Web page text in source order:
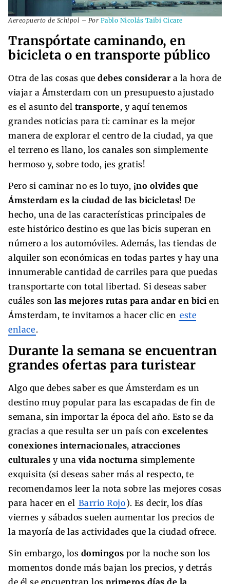
Aereopuerto de Schipol – Por Pablo Nicolás Taibi Cicare
Transpórtate caminando, en
bicicleta o en transporte público
Otra de las cosas que debes considerara la hora de
viajar a Ámsterdam con un presupuesto ajustado
es el asunto del transporte, y aquí tenemos
grandes noticias para ti: caminar es la mejor
manera de explorar el centro de la ciudad, ya que
el terreno es llano, los canales son simplemente
hermoso y, sobre todo, ¡es gratis!
Pero si caminar no es lo tuyo, ¡no olvides que
Ámsterdam es la ciudad de las bicicletas! De
hecho, una de las características principales de
este histórico destino es que las bicis superan en
número a los automóviles. Además, las tiendas de
alquiler son económicas en todas partes y hay una
innumerable cantidad de carriles para que puedas
transportarte con total libertad. Si deseas saber
cuáles son las mejores rutas para andar en bici en
Ámsterdam, te invitamos a hacer clic en este
enlace.
Durante la semana se encuentran
grandes ofertas para turistear
Algo que debes saber es que Ámsterdam es un
destino muy popular para las escapadas de fin de
semana, sin importar la época del año. Esto se da
gracias a que resulta ser un país con excelentes
conexiones internacionales, atracciones
culturales y una vida nocturna simplemente
exquisita (si deseas saber más al respecto, te
recomendamos leer la nota sobre las mejores cosas
para hacer en el Barrio Rojo). Es decir, los días
viernes y sábados suelen aumentar los precios de
la mayoría de las actividades que la ciudad ofrece.
Sin embargo, los domingos por la noche son los
momentos donde más bajan los precios, y detrás